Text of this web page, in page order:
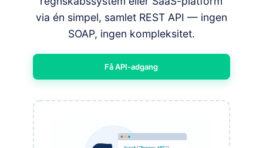
via én simpel, samlet REST API — ingen
SOAP, ingen kompleksitet.
Få API-adgang